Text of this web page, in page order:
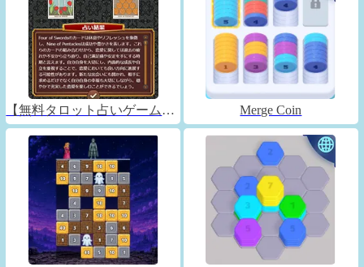
【無料タロット占いゲーム】フォーチュンコネクト Merge Coin